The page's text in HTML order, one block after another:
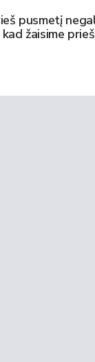
pusmetį
žaisime prieš